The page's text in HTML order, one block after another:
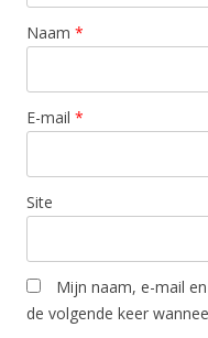
Naam *
E-mail *
Site
Mijn naam, e-mail
de volgende keer